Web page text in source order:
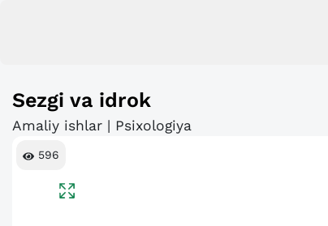
Sezgi va idrok
Amaliy ishlar | Psixologiya
596